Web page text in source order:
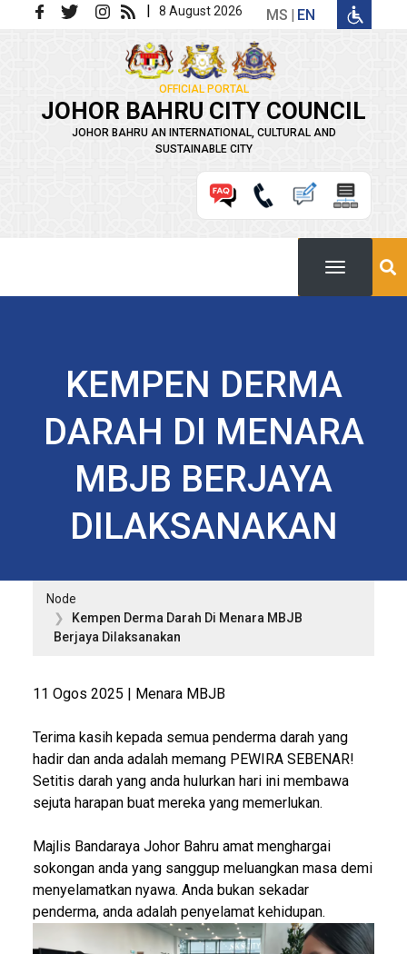
Skip to main content | 8 August 2026 MS EN
OFFICIAL PORTAL
JOHOR BAHRU CITY COUNCIL
JOHOR BAHRU AN INTERNATIONAL, CULTURAL AND
SUSTAINABLE CITY
KEMPEN DERMA
DARAH DI MENARA
MBJB BERJAYA
DILAKSANAKAN
Node
Kempen Derma Darah Di Menara MBJB
Berjaya Dilaksanakan
11 Ogos 2025 | Menara MBJB
Terima kasih kepada semua penderma darah yang
hadir dan anda adalah memang PEWIRA SEBENAR!
Setitis darah yang anda hulurkan hari ini membawa
sejuta harapan buat mereka yang memerlukan.
Majlis Bandaraya Johor Bahru amat menghargai
sokongan anda yang sanggup meluangkan masa demi
menyelamatkan nyawa. Anda bukan sekadar
penderma, anda adalah penyelamat kehidupan.